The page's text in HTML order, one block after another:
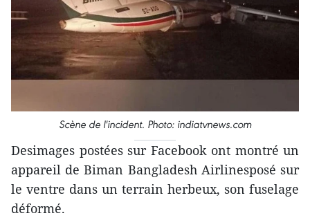
Scène de l'incident. Photo: indiatvnews.com
Desimages postées sur Facebook ont montré un
appareil de Biman Bangladesh Airlinesposé sur
le ventre dans un terrain herbeux, son fuselage
déformé.